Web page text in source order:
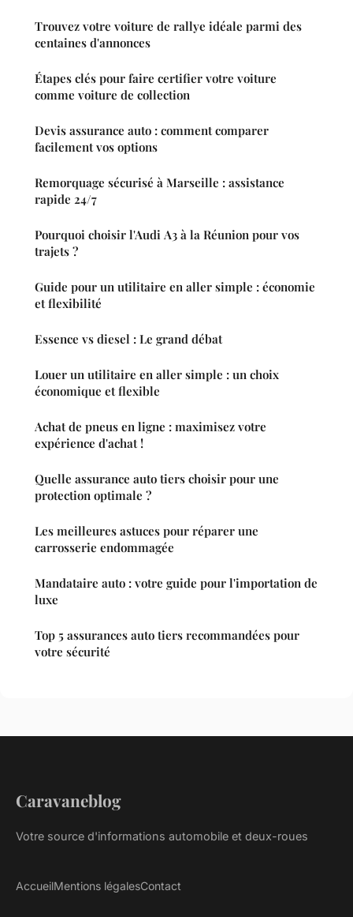
Trouvez votre voiture de rallye idéale parmi des
centaines d'annonces
Étapes clés pour faire certifier votre voiture
comme voiture de collection
Devis assurance auto : comment comparer
facilement vos options
Remorquage sécurisé à Marseille : assistance
rapide 24/7
Pourquoi choisir l'Audi A3 à la Réunion pour vos
trajets ?
Guide pour un utilitaire en aller simple : économie
et flexibilité
Essence vs diesel : Le grand débat
Louer un utilitaire en aller simple : un choix
économique et flexible
Achat de pneus en ligne : maximisez votre
expérience d'achat !
Quelle assurance auto tiers choisir pour une
protection optimale ?
Les meilleures astuces pour réparer une
carrosserie endommagée
Mandataire auto : votre guide pour l'importation de
luxe
Top 5 assurances auto tiers recommandées pour
votre sécurité
Caravaneblog
Votre source d'informations automobile et deux-roues
AccueilMentions légalesContact